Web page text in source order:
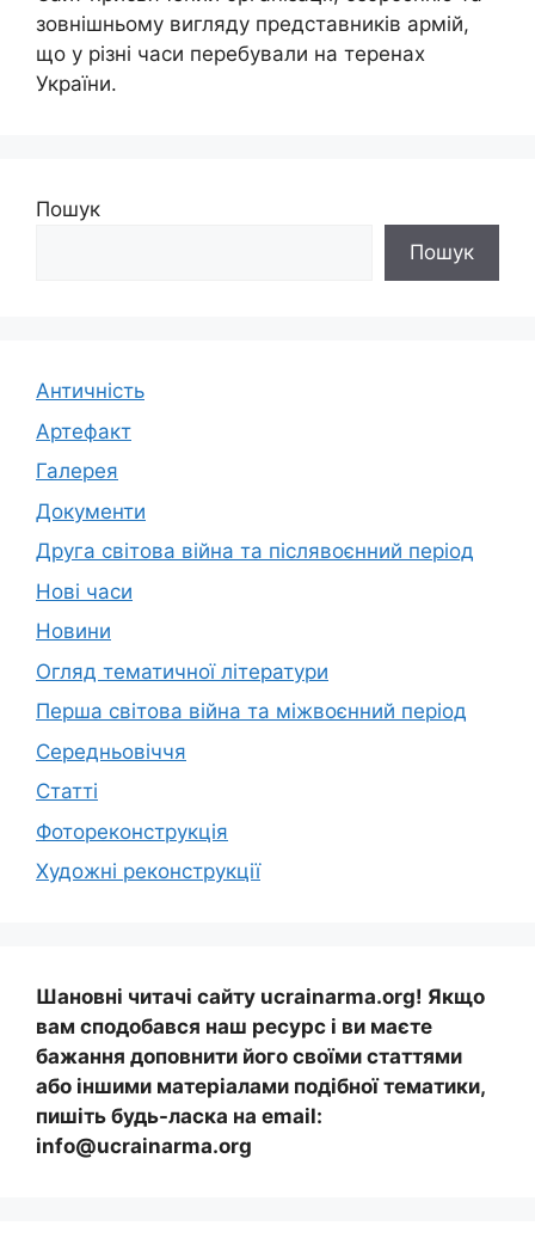
зовнішньому вигляду представників армій,
що у різні часи перебували на теренах
України.
Пошук
Пошук
Античність
Артефакт
Галерея
Документи
Друга світова війна та післявоєнний період
Нові часи
Новини
Огляд тематичної літератури
Перша світова війна та міжвоєнний період
Середньовіччя
Статті
Фотореконструкція
Художні реконструкції
Шановні читачі сайту ucrainarma.org! Якщо
вам сподобався наш ресурс і ви маєте
бажання доповнити його своїми статтями
або іншими матеріалами подібної тематики,
пишіть будь-ласка на email:
info@ucrainarma.org